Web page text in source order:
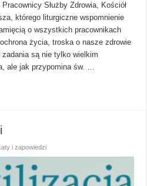
Służby Zdrowia, Kościół
którego liturgiczne wspomnienie
o wszystkich pracownikach
życia, troska o nasze zdrowie
są nie tylko wielkim
ale jak przypomina św. …
i zapowiedzi